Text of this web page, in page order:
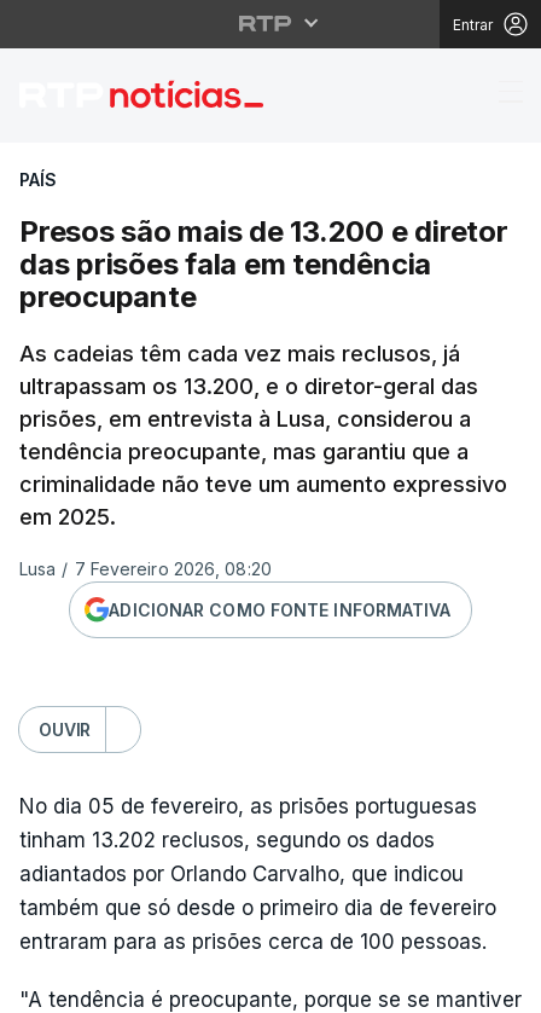
Entrar
Presos são mais de
PAÍS
Presos são mais de 13.200 e diretor
das prisões fala em tendência
preocupante
As cadeias têm cada vez mais reclusos, já
ultrapassam os 13.200, e o diretor-geral das
prisões, em entrevista à Lusa, considerou a
tendência preocupante, mas garantiu que a
criminalidade não teve um aumento expressivo
em 2025.
Lusa / 7 Fevereiro 2026, 08:20
ADICIONAR COMO FONTE INFORMATIVA
OUVIR
No dia 05 de fevereiro, as prisões portuguesas
tinham 13.202 reclusos, segundo os dados
adiantados por Orlando Carvalho, que indicou
também que só desde o primeiro dia de fevereiro
entraram para as prisões cerca de 100 pessoas.
"A tendência é preocupante, porque se se mantiver